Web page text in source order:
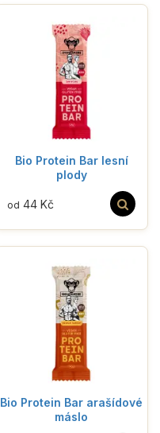
Bio Protein Bar lesní
plody
od 44 Kč
Bio Protein Bar arašídové
máslo